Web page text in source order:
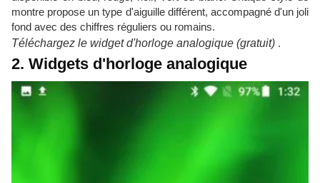
montre propose un type d'aiguille différent, accompagné d'un joli
fond avec des chiffres réguliers ou romains.
Téléchargez le widget d'horloge analogique (gratuit) .
2. Widgets d'horloge analogique